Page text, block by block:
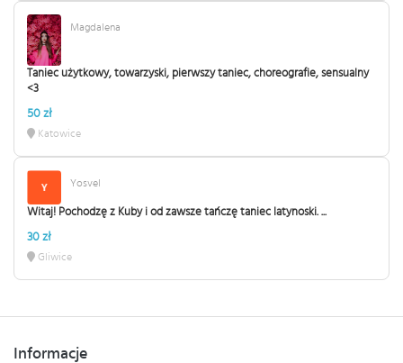
Magdalena
Taniec użytkowy, towarzyski, pierwszy taniec, choreografie, sensualny
<3
50 zł
Katowice
Yosvel
Witaj! Pochodzę z Kuby i od zawsze tańczę taniec latynoski. ...
30 zł
Gliwice
Informacje